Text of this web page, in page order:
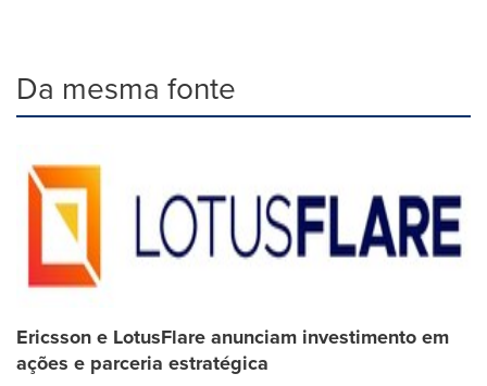
Da mesma fonte
Ericsson e LotusFlare anunciam investimento em
ações e parceria estratégica